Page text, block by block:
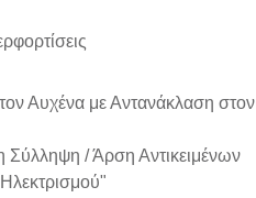
Αυχένα με Αντανάκλαση
Σύλληψη / Άρση Αντικειμένων